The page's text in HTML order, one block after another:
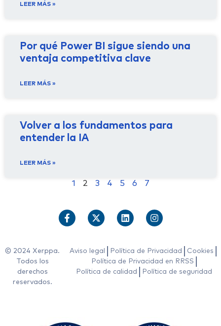
LEER MÁS »
Por qué Power BI sigue siendo una
ventaja competitiva clave
LEER MÁS »
Volver a los fundamentos para
entender la IA
LEER MÁS »
1 2 3 4 5 6 7
© 2024 Xerppa.
Todos los
derechos
reservados.
Aviso legal Política de Privacidad
Cookies
Política de Privacidad en RRSS
Política de calidad
Política de seguridad